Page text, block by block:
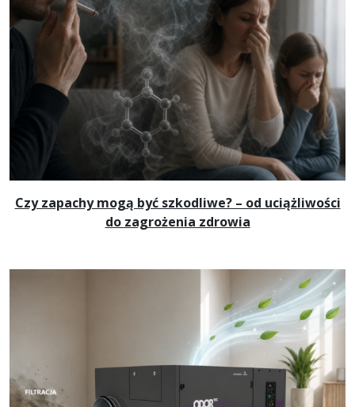
Czy zapachy mogą być szkodliwe? – od uciążliwości
do zagrożenia zdrowia